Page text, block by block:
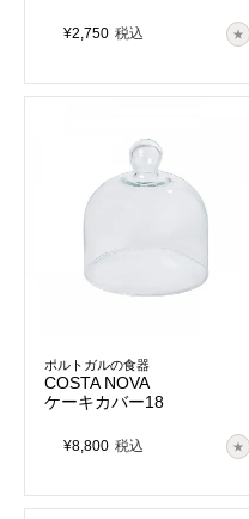
REDONDA
ｰレドンダｰ
セミマットな質感と切立の形状、淡い
ｰラゴアｰ
プロのシェフにも人気の高い切立シェ
¥2,750 税込
ポルトガルの食器
COSTA NOVA
ケーキカバー18
¥8,800 税込